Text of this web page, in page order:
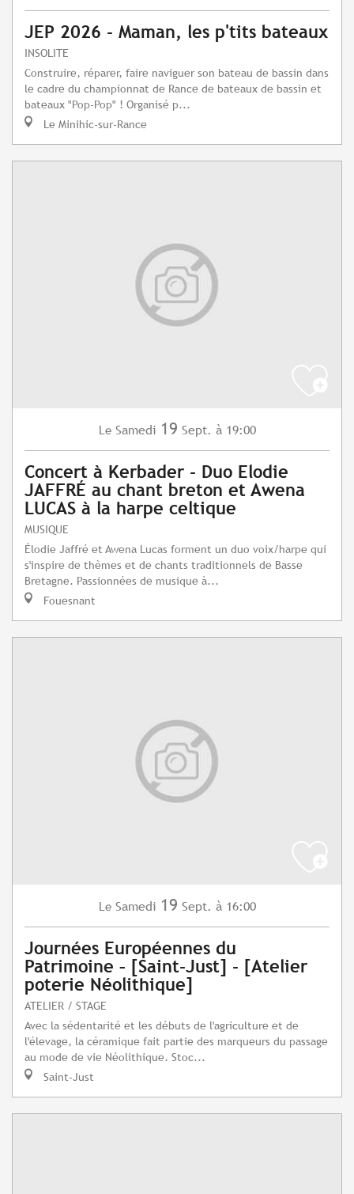
JEP 2026 - Maman, les p'tits bateaux
INSOLITE
Construire, réparer, faire naviguer son bateau de bassin dans
le cadre du championnat de Rance de bateaux de bassin et
bateaux "Pop-Pop" ! Organisé p...
Le Minihic-sur-Rance
Le Samedi 19 Sept. à 19:00
Concert à Kerbader - Duo Elodie
JAFFRÉ au chant breton et Awena
LUCAS à la harpe celtique
MUSIQUE
Élodie Jaffré et Awena Lucas forment un duo voix/harpe qui
s'inspire de thèmes et de chants traditionnels de Basse
Bretagne. Passionnées de musique à...
Fouesnant
Le Samedi 19 Sept. à 16:00
Journées Européennes du
Patrimoine – [Saint-Just] - [Atelier
poterie Néolithique]
ATELIER / STAGE
Avec la sédentarité et les débuts de l'agriculture et de
l'élevage, la céramique fait partie des marqueurs du passage
au mode de vie Néolithique. Stoc...
Saint-Just